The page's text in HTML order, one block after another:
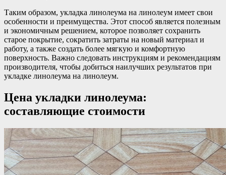
Таким образом, укладка линолеума на линолеум имеет свои
особенности и преимущества. Этот способ является полезным
и экономичным решением, которое позволяет сохранить
старое покрытие, сократить затраты на новый материал и
работу, а также создать более мягкую и комфортную
поверхность. Важно следовать инструкциям и рекомендациям
производителя, чтобы добиться наилучших результатов при
укладке линолеума на линолеум.
Цена укладки линолеума:
составляющие стоимости